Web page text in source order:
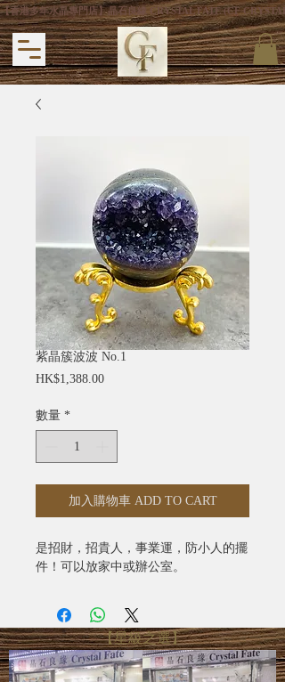
【香港多年水晶專門店】晶石良緣 CRYSTAL FATE (CF
紫晶簇波波 No.1
HK$1,388.00價
數量 *
加入購物車 ADD TO CART
是招財，招貴人，事業運，防小人的擺
件！可以放家中或辦公室。
【星級之選】